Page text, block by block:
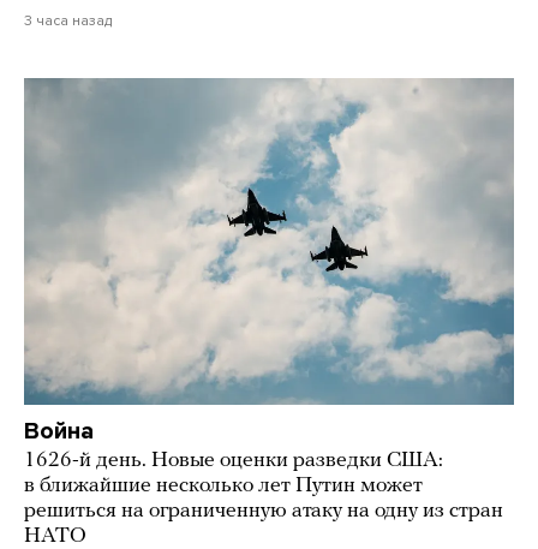
3 часа назад
Война
1626-й день. Новые оценки разведки США:
в ближайшие несколько лет Путин может
решиться на ограниченную атаку на одну из стран
НАТО